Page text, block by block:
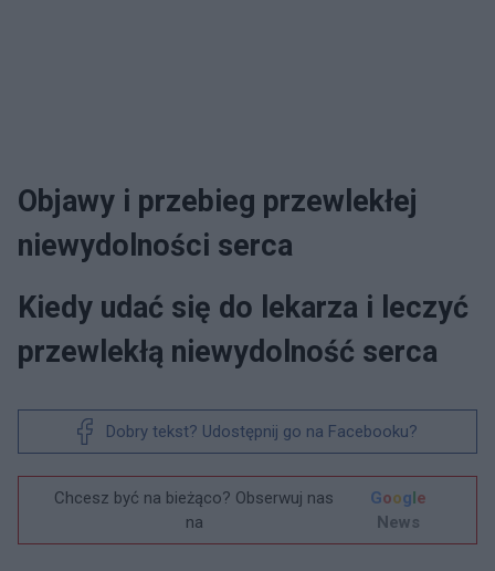
Objawy i przebieg przewlekłej
niewydolności serca
Kiedy udać się do lekarza i leczyć
przewlekłą niewydolność serca
Dobry tekst? Udostępnij go na Facebooku?
Chcesz być na bieżąco? Obserwuj nas
na
Google
News